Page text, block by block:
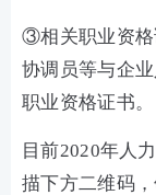
③相关职业资格
协调员等与企
职业资格证书。
目前2020年人
描下方二维码